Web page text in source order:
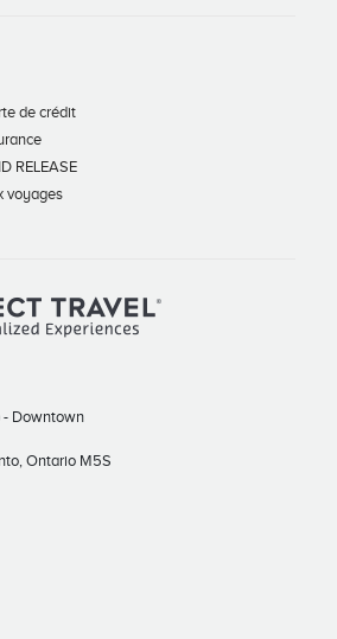
de crédit
RELEASE
voyages
- Downtown
Ontario M5S